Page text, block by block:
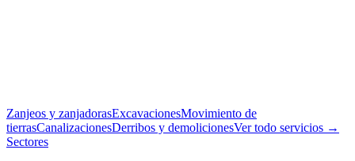
Zanjeos y zanjadorasExcavacionesMovimiento de
tierrasCanalizacionesDerribos y demolicionesVer todo servicios →
Sectores